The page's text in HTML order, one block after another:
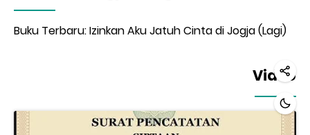
Buku Terbaru: Izinkan Aku Jatuh Cinta di Jogja (Lagi)
Video